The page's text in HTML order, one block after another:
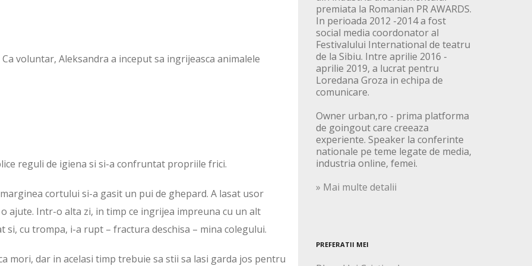
Ca voluntar, Aleksandra a inceput sa ingrijeasca animalele
reguli de igiena si si-a confruntat propriile frici.
cortului si-a gasit un pui de ghepard. A lasat usor
ajute. Intr-o alta zi, in timp ce ingrijea impreuna cu un alt
cu trompa, i-a rupt – fractura deschisa – mina colegului.
mori, dar in acelasi timp trebuie sa stii sa lasi garda jos pentru
premiata la Romanian PR AWARDS.
In perioada 2012 -2014 a fost
social media coordonator al
Festivalului International de teatru
de la Sibiu. Intre aprilie 2016 -
aprilie 2019, a lucrat pentru
Loredana Groza in echipa de
comunicare.
Owner urban,ro - prima platforma
de goingout care creeaza
experiente. Speaker la conferinte
nationale pe teme legate de media,
industria online, femei.
» Mai multe detalii
PREFERATII MEI